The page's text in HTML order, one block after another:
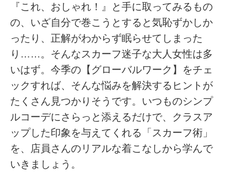
『これ、おしゃれ！』と手に取ってみるもの
の、いざ自分で巻こうとすると気恥ずかしか
ったり、正解がわからず眠らせてしまった
り……。そんなスカーフ迷子な大人女性は多
いはず。今季の【グローバルワーク】をチェ
ックすれば、そんな悩みを解決するヒントが
たくさん見つかりそうです。いつものシンプ
ルコーデにさらっと添えるだけで、クラスア
ップした印象を与えてくれる「スカーフ術」
を、店員さんのリアルな着こなしから学んで
いきましょう。